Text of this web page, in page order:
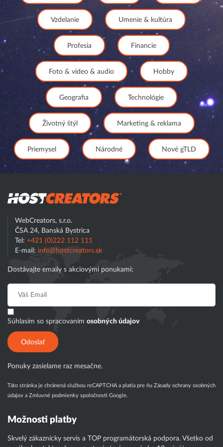
Vzdelanie Umenie & kultúra
Profesia Financie
Foto & video & audio Hobby
Geografia Technológie
Životný štýl Marketing & reklama
Priemysel Národné Nové gTLD
WebCreators, s.r.o.
ČSA 24, Banská Bystrica
Tel: +421 (0)222 112 111
E-mail: info@hostcreators.sk
Dostávajte emaily s akciovými ponukami:
Súhlasím so spracovaním osobných údajov
Odoslať
Ponuky zasielame raz mesačne.
Táto stránka je chránená službou reCAPTCHA a platia pre ňu Zásady ochrany osobných
údajov a Zmluvné podmienky spoločnosti Google.
Možnosti platby
Skvelý zákaznícky servis a TOP programátorská podpora. Všetko od